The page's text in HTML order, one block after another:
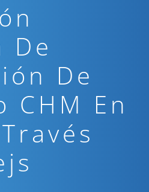
De
De
CHM En